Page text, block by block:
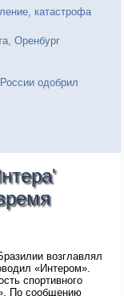
катастрофа
Оренбург
одобрил
возглавлял
«Интером».
спортивного
По сообщению